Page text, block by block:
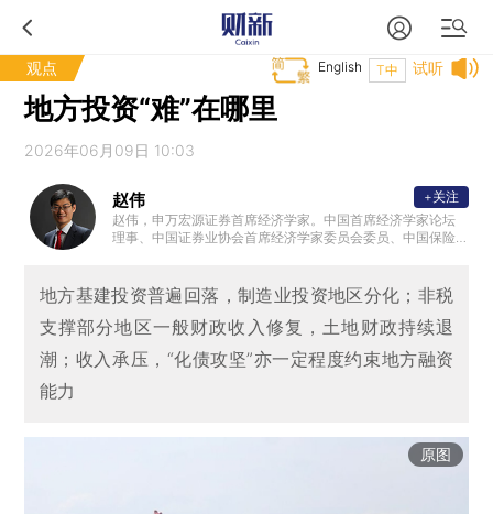
观点 试听
T中
English
地方投资“难”在哪里
2026年06月09日 10:03
赵伟
赵伟，申万宏源证券首席经济学家。中国首席经济学家论坛
理事、中国证券业协会首席经济学家委员会委员、中国保险
术顾问等。复旦大学、浙江大学、中国人民大学专硕校外导
师，中国农业大学客座研究员、专硕导师。新财富最佳分析
师、水晶球最佳分析师、金牛奖最具价值首席分析师等。代
+关注
地方基建投资普遍回落，制造业投资地区分化；非税
支撑部分地区一般财政收入修复，土地财政持续退
潮；收入承压，“化债攻坚”亦一定程度约束地方融资
能力
原图